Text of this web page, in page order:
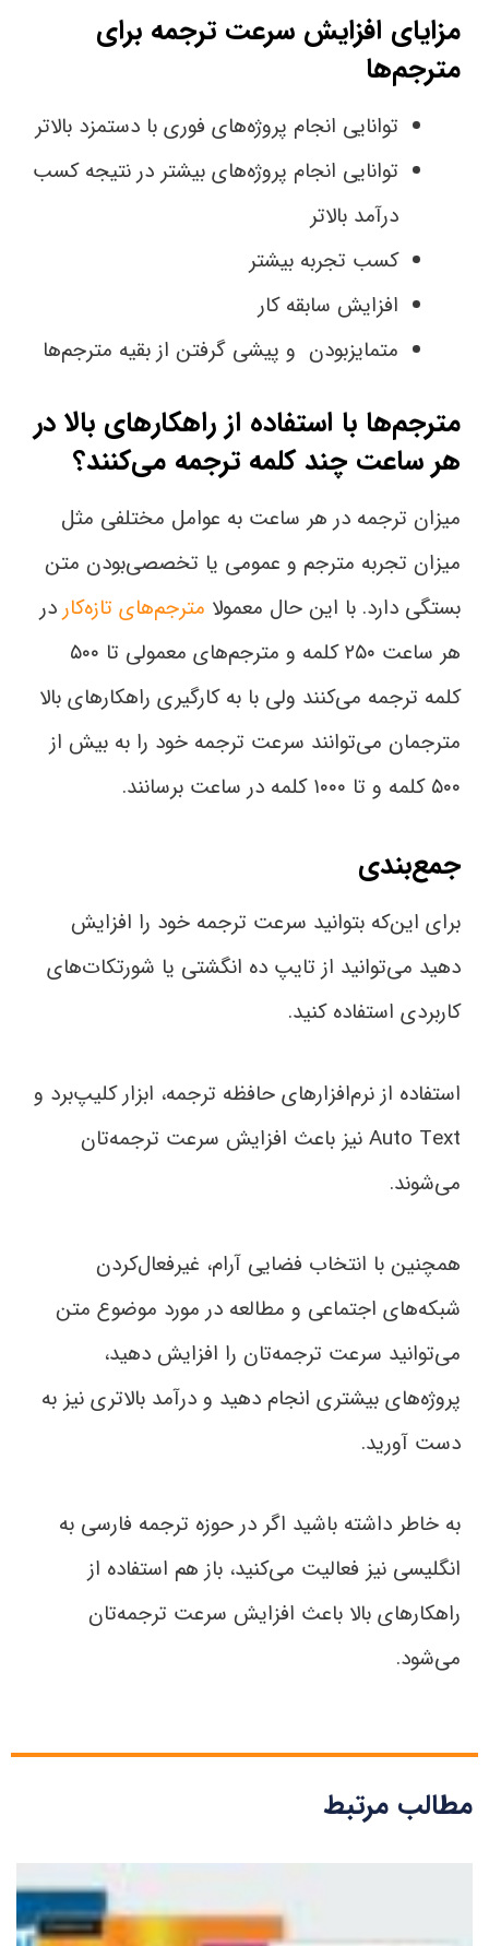
مزایای افزایش سرعت ترجمه برای
مترجم‌ها
توانایی انجام پروژه‌‌های فوری با دستمزد بالاتر
توانایی انجام پروژه‌های بیشتر در نتیجه کسب
درآمد بالاتر
کسب تجربه بیشتر
افزایش سابقه کار
متمایز‌بودن و پیشی گرفتن از بقیه مترجم‌ها
مترجم‌ها با استفاده از راهکارهای بالا در
هر ساعت چند کلمه ترجمه می‌کنند؟
میزان ترجمه در هر ساعت به عوامل مختلفی مثل
میزان تجربه مترجم و عمومی یا تخصصی‌بودن متن
بستگی دارد. با این حال معمولا مترجم‌های تازه‌کاردر
هر ساعت ۲۵۰ کلمه و مترجم‌های معمولی تا ۵۰۰
کلمه ترجمه می‌کنند ولی با به‌ کارگیری راهکارهای بالا
مترجمان می‌توانند سرعت ترجمه خود را به بیش از
۵۰۰ کلمه و تا ۱۰۰۰ کلمه در ساعت برسانند.
جمع‌بندی
برای این‌که بتوانید سرعت ترجمه خود را افزایش
دهید می‌توانید از تایپ ده انگشتی یا شورتکات‌های
کاربردی استفاده کنید.
استفاده از نرم‌افزارهای حافظه ترجمه، ابزار کلیپ‌برد و
Auto Text نیز باعث افزایش سرعت ترجمه‌تان
می‌شوند.
همچنین با انتخاب فضایی آرام، غیرفعال‌کردن
شبکه‌های اجتماعی و مطالعه در مورد موضوع متن
می‌توانید سرعت ترجمه‌تان را افزایش دهید،
پروژه‌های بیشتری انجام دهید و درآمد بالاتری نیز به
دست آورید.
به خاطر داشته باشید اگر در حوزه ترجمه فارسی به
انگلیسی نیز فعالیت می‌کنید، باز هم استفاده از
راهکارهای بالا باعث افزایش سرعت ترجمه‌تان
می‌شود.
مطالب مرتبط